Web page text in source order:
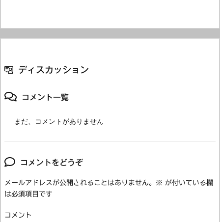
ディスカッション
コメント一覧
まだ、コメントがありません
コメントをどうぞ
メールアドレスが公開されることはありません。 ※ が付いている欄
は必須項目です
コメント